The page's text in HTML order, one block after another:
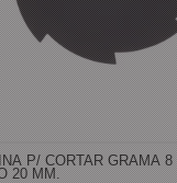
P/ CORTAR GRAMA 8
20 MM.